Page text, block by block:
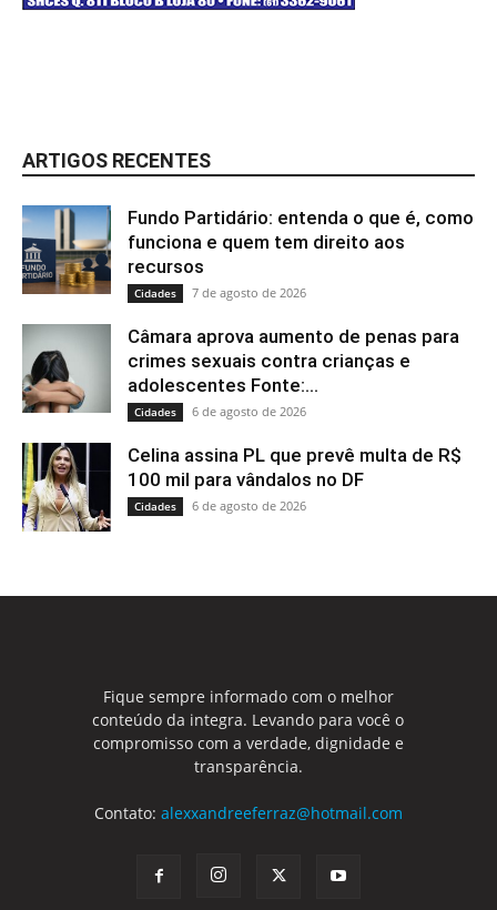
ARTIGOS RECENTES
Fundo Partidário: entenda o que é, como
funciona e quem tem direito aos
recursos
Cidades 7 de agosto de 2026
Câmara aprova aumento de penas para
crimes sexuais contra crianças e
adolescentes Fonte:...
Cidades 6 de agosto de 2026
Celina assina PL que prevê multa de R$
100 mil para vândalos no DF
Cidades 6 de agosto de 2026
Fique sempre informado com o melhor
conteúdo da integra. Levando para você o
compromisso com a verdade, dignidade e
transparência.
Contato: alexxandreeferraz@hotmail.com